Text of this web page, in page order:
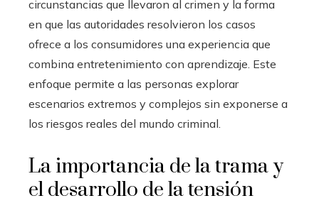
circunstancias que llevaron al crimen y la forma
en que las autoridades resolvieron los casos
ofrece a los consumidores una experiencia que
combina entretenimiento con aprendizaje. Este
enfoque permite a las personas explorar
escenarios extremos y complejos sin exponerse a
los riesgos reales del mundo criminal.
La importancia de la trama y
el desarrollo de la tensión